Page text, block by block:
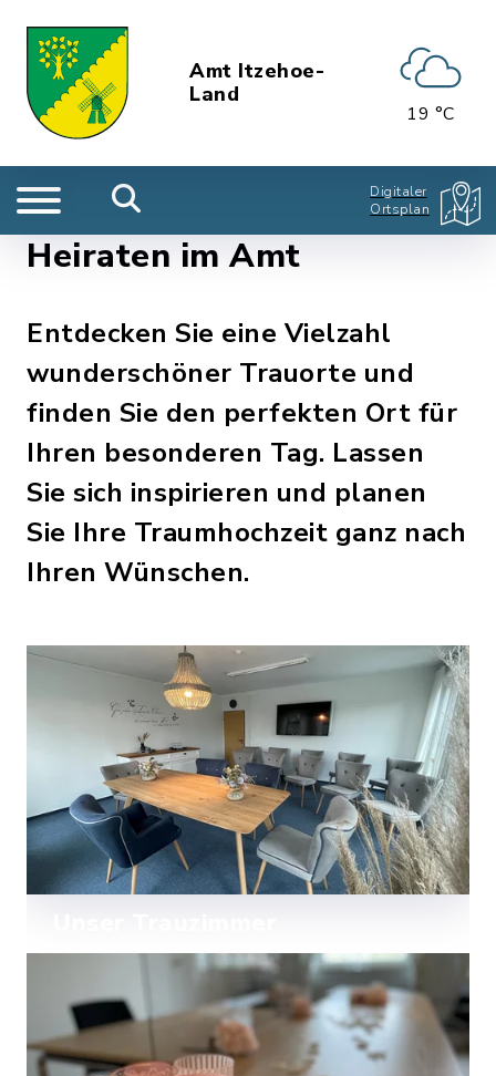
Amt Itzehoe-
Land
19 °C
Digitaler
Ortsplan
Heiraten im Amt
Entdecken Sie eine Vielzahl
wunderschöner Trauorte und
finden Sie den perfekten Ort für
Ihren besonderen Tag. Lassen
Sie sich inspirieren und planen
Sie Ihre Traumhochzeit ganz nach
Ihren Wünschen.
Unser charmantes Trauzimmer für
unvergessliche Hochzeitsmomente.
Mehr lesen